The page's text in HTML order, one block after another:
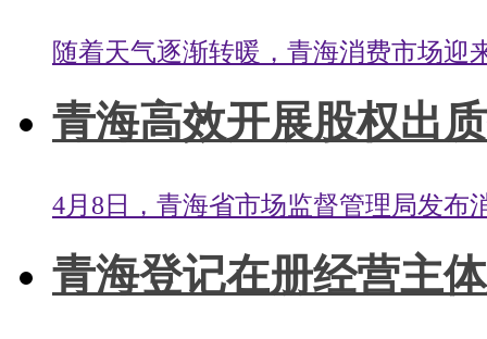
随着天气逐渐转暖，青海消费市场迎
青海高效开展股权出
4月8日，青海省市场监督管理局发布
青海登记在册经营主